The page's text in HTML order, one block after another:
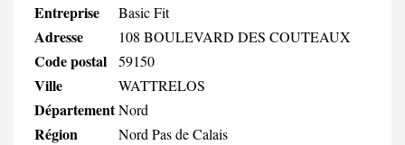
Entreprise Basic Fit
Adresse 108 BOULEVARD DES COUTEAUX
Code postal 59150
Ville WATTRELOS
DépartementNord
Région Nord Pas de Calais